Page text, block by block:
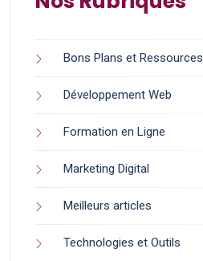
Bons Plans et Ressources
Développement Web
Formation en Ligne
Marketing Digital
Meilleurs articles
Technologies et Outils